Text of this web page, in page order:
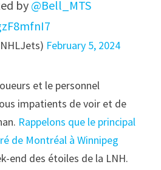
by @Bell_MTS
February 5, 2024
et le personnel
impatients de voir et de
Rappelons que le principal
de Montréal à Winnipeg
end des étoiles de la LNH.